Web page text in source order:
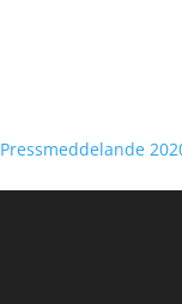
Pressmeddelande